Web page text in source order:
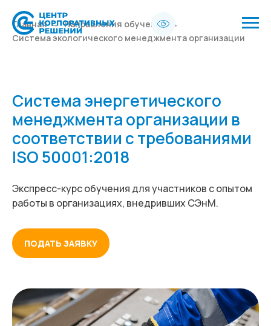
Главная → Направления обучения
→
Система экологического менеджмента организации
Система энергетического
менеджмента организации в
соответствии с требованиями
ISO 50001:2018
Экспресс-курсобучения для участников с опытом
работы в организациях, внедривших СЭнМ.
ПОДАТЬ ЗАЯВКУ